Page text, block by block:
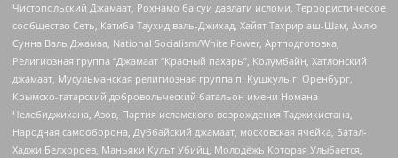
Чистопольский Джамаат, Рохнамо ба суи давлати исломи, Террористическое
сообщество Сеть, Катиба Таухид валь-Джихад, Хайят Тахрир аш-Шам, Ахлю
Сунна Валь Джамаа, National Socialism/White Power, Артподготовка,
Религиозная группа “Джамаат “Красный пахарь”, Колумбайн, Хатлонский
джамаат, Мусульманская религиозная группа п. Кушкуль г. Оренбург,
Крымско-татарский добровольческий батальон имени Номана
Челебиджихана, Азов, Партия исламского возрождения Таджикистана,
Народная самооборона, Дуббайский джамаат, московская ячейка, Батал-
Хаджи Белхороев, Маньяки Культ Убийц, Молодёжь Которая Улыбается,